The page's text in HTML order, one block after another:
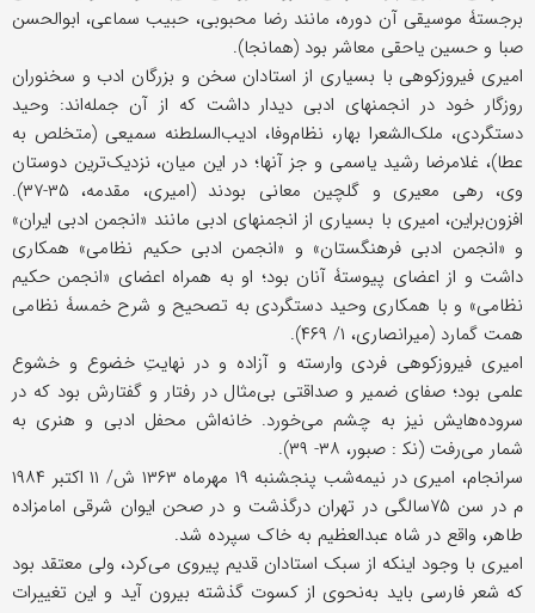
برجستۀ موسیقی آن دوره، مانند رضا محبوبی، حبیب سماعی، ابوالحسن
صبا و حسین یاحقی معاشر بود (همانجا).
امیری فیروزکوهی با بسیاری از استادان سخن و بزرگان ادب و سخنوران
روزگار خود در انجمنهای ادبی دیدار داشت که از آن جمله‌اند: وحید
دستگردی، ملک‌الشعرا بهار، نظام‌وفا، ادیب‌السلطنه سمیعی (متخلص به
عطا)، غلامرضا رشید یاسمی و جز آنها؛ در این میان، نزدیک‌ترین دوستان
وی، رهی معیری و گلچین معانی بودند (امیری، مقدمه، ۳۵-۳۷).
افزون‌براین، امیری با بسیاری از انجمنهای ادبی مانند «انجمن ادبی ایران»
و «انجمن ادبی فرهنگستان» و «انجمن ادبی حکیم نظامی» همکاری
داشت و از اعضای پیوستۀ آنان بود؛ او به همراه اعضای «انجمن حکیم
نظامی» و با همکاری وحید دستگردی به تصحیح و شرح خمسۀ نظامی
همت گمارد (میرانصاری، ۱/ ۴۶۹).
امیری فیروزکوهی فردی وارسته و آزاده و در نهایتِ خضوع و خشوع
علمی بود؛ صفای ضمیر و صداقتی بی‌مثال در رفتار و گفتارش بود که در
سروده‌هایش نیز به چشم می‌خورد. خانه‌اش محفل ادبی و هنری به
شمار می‌رفت (نک‍ : صبور، ۳۸- ۳۹).
سرانجام، امیری در نیمه‌شب پنجشنبه ۱۹ مهرماه ۱۳۶۳ ش/ ۱۱ اکتبر ۱۹۸۴
م در سن ۷۵سالگی در تهران درگذشت و در صحن ایوان شرقی امامزاده
طاهر، واقع در شاه عبدالعظیم به خاک سپرده شد.
امیری با وجود اینکه از سبک استادان قدیم پیروی می‌کرد، ولی معتقد بود
که شعر فارسی باید به‌نحوی از کسوت گذشته بیرون آید و این تغییرات